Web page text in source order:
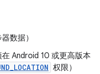
数据）
Android 10 或更高版本
权限）